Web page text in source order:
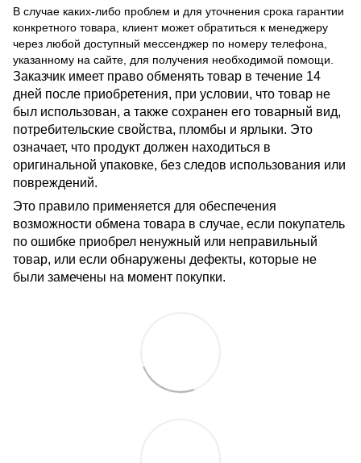
В случае каких-либо проблем и для уточнения срока гарантии
конкретного товара, клиент может обратиться к менеджеру
через любой доступный мессенджер по номеру телефона,
указанному на сайте, для получения необходимой помощи.
Заказчик имеет право обменять товар в течение 14
дней после приобретения, при условии, что товар не
был использован, а также сохранен его товарный вид,
потребительские свойства, пломбы и ярлыки. Это
означает, что продукт должен находиться в
оригинальной упаковке, без следов использования или
повреждений.
Это правило применяется для обеспечения
возможности обмена товара в случае, если покупатель
по ошибке приобрел ненужный или неправильный
товар, или если обнаружены дефекты, которые не
были замечены на момент покупки.